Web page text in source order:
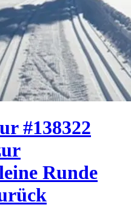
#138322
Runde